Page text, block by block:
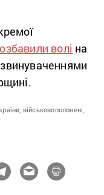
волі на
військовополонені,